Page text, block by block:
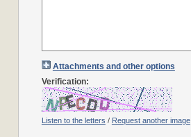
Attachments and other options
Verification:
Listen to the letters / Request another image